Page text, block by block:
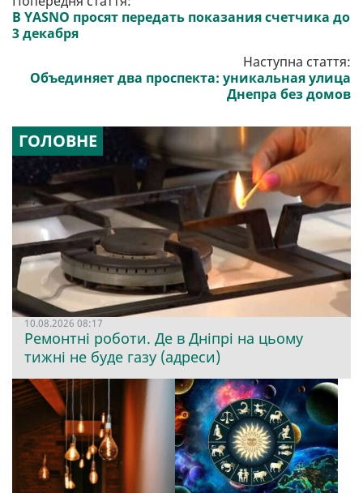
В YASNO просят передать показания счетчика до
3 декабря
Наступна стаття:
Объединяет два проспекта: уникальная улица
Днепра без домов
ГОЛОВНЕ
10.08.2026 08:17
Ремонтні роботи. Де в Дніпрі на цьому
тижні не буде газу (адреси)